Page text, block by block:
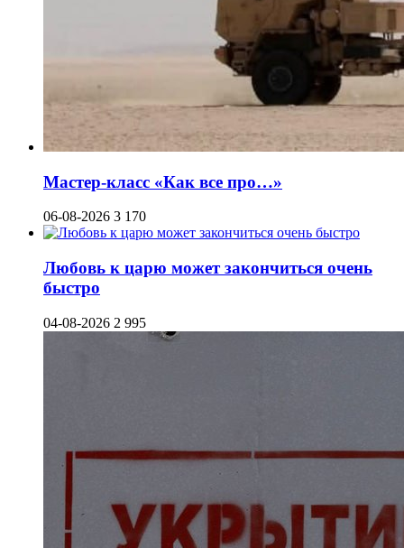
Мастер-класс «Как все про…»
06-08-2026 3 170
Любовь к царю может закончиться очень
быстро
04-08-2026 2 995